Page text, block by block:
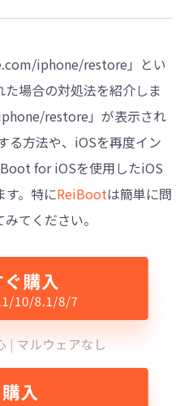
iphone/restore」とい
場合の対処法を紹介しま
restore」が表示され
る方法や、iOSを再度イン
for iOSを使用したiOS
す。特にReiBootは簡単に問
てください。